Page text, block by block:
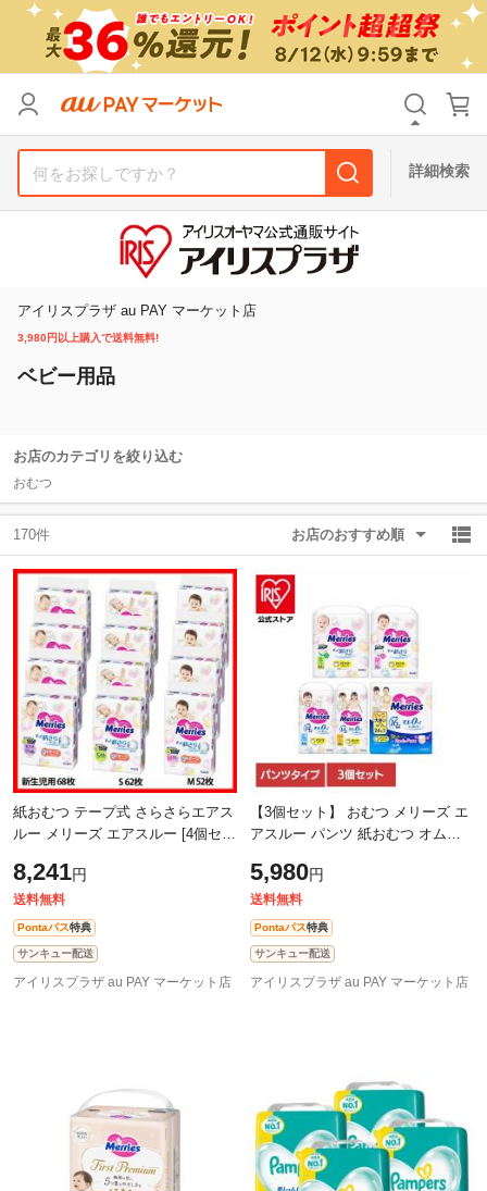
詳細検索
アイリスプラザ au PAY マーケット店
3,980円以上購入で送料無料!
ベビー用品
お店のカテゴリを絞り込む
おむつ
170件 お店のおすすめ順
紙おむつ テープ式 さらさらエアス
ルー メリーズ エアスルー [4個セッ
モレ0へ ずっと肌さら パワフル
8,241円
送料無料
Pontaパス特典
サンキュー配送
アイリスプラザ au PAY マーケット店
【3個セット】 おむつ メリーズ エ
アスルー パンツ 紙おむつ オムツ
けない はかせやすい Sサイズ62枚
M
5,980円
送料無料
Pontaパス特典
サンキュー配送
アイリスプラザ au PAY マーケット店
支払い方法
送料無料
Pontaパス特典対象すべて
除外ワード
リセット
支払い方法
送料無料
Pontaパス特典対象すべて
除外ワード